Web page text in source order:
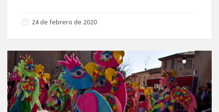
24 de febrero de 2020